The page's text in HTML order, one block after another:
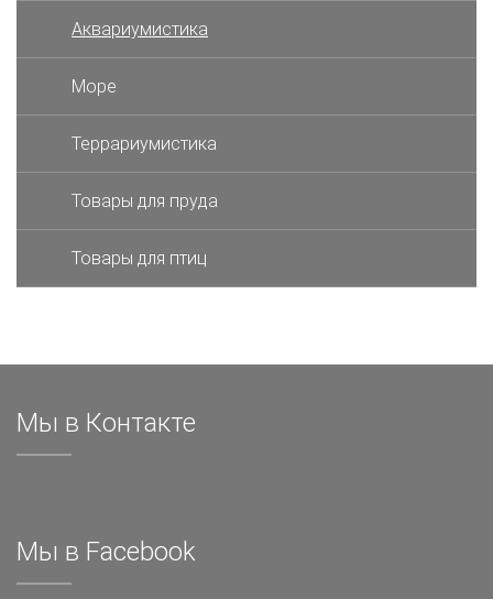
Аквариумистика
Море
Террариумистика
Товары для пруда
Товары для птиц
Мы в Контакте
Мы в Facebook